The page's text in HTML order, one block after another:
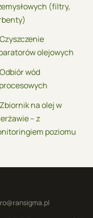
(filtry,
olejowych
wód
na olej w
– z
poziomu